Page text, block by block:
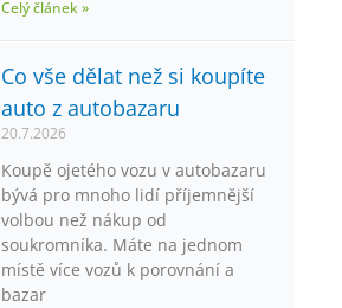
Celý článek »
Co vše dělat než si koupíte
auto z autobazaru
20.7.2026
Koupě ojetého vozu v autobazaru
bývá pro mnoho lidí příjemnější
volbou než nákup od
soukromníka. Máte na jednom
místě více vozů k porovnání a
bazar